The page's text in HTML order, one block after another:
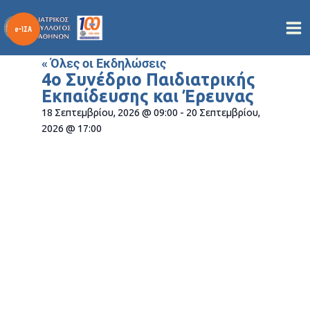
στο
περιεχόμενο
« Όλες οι Εκδηλώσεις
4ο Συνέδριο Παιδιατρικής
Εκπαίδευσης και Έρευνας
18 Σεπτεμβρίου, 2026 @ 09:00 - 20 Σεπτεμβρίου,
2026 @ 17:00